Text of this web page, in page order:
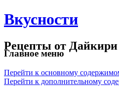
Вкусности
Рецепты от Дайкири
Главное меню
Перейти к основному
Перейти к дополнительному